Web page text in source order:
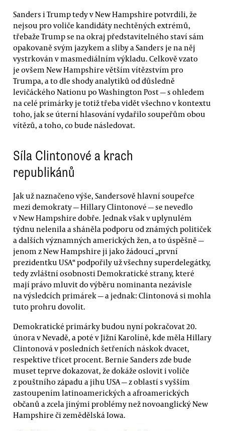
Sanders i Trump tedy v New Hampshire potvrdili, že
nejsou pro voliče kandidáty nechtěných extrémů,
třebaže Trump se na okraj představitelného staví sám
opakovaně svým jazykem a sliby a Sanders je na něj
vystrkován v masmediálním výkladu. Celkově vzato
je ovšem New Hampshire větším vítězstvím pro
Trumpa, a to dle shody analytiků od důsledně
levičáckého Nationu po Washington Post — s ohledem
na celé primárky je totiž třeba vidět všechno v kontextu
toho, jak se úterní hlasování vydařilo soupeřům obou
vítězů, a toho, co bude následovat.
Síla Clintonové a krach
republikánů
Jak už naznačeno výše, Sandersově hlavní soupeřce
mezi demokraty — Hillary Clintonové — se nevedlo
v New Hampshire dobře. Jednak však v uplynulém
týdnu nelenila a sháněla podporu od známých političek
a dalších významných amerických žen, a to úspěšně —
jenom z New Hampshire ji jako žádoucí „první
prezidentku USA“ podpořily už všechny superdelegátky,
tedy zvláštní osobnosti Demokratické strany, které
mají právo mluvit do výběru nominanta nezávisle
na výsledcích primárek — a jednak: Clintonová si mohla
tuto prohru dovolit.
Demokratické primárky budou nyní pokračovat 20.
února v Nevadě, a poté v Jižní Karolíně, kde měla Hillary
Clintonová v posledních šetřeních náskok dvacet,
respektive třicet procent. Bernie Sanders zde bude
muset teprve dokazovat, že dokáže oslovit i voliče
z pouštního západu a jihu USA — z oblastí s vyšším
zastoupením latinoamerických a afroamerických
občanů a zcela jinými problémy než novoanglický New
Hampshire či zemědělská Iowa.